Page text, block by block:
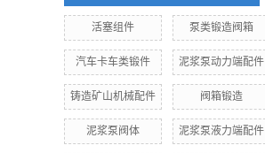
活塞组件 泵类锻造阀箱
汽车卡车类锻件 泥浆泵动力端配件
铸造矿山机械配件 阀箱锻造
泥浆泵阀体 泥浆泵液力端配件